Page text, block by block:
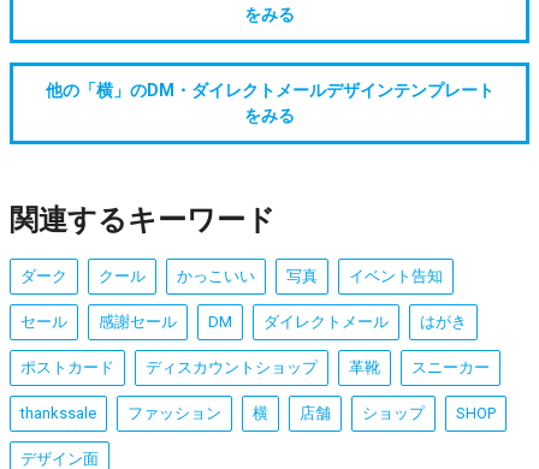
をみる
他の「横」のDM・ダイレクトメールデザインテンプレート
をみる
関連するキーワード
ダーク クール かっこいい 写真 イベント告知
セール 感謝セール DM ダイレクトメール はがき
ポストカード ディスカウントショップ 革靴 スニーカー
thankssale ファッション 横 店舗 ショップ SHOP
デザイン面